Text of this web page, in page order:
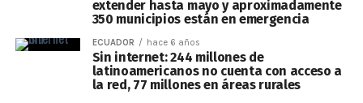
extender hasta mayo y aproximadamente
350 municipios están en emergencia
ECUADOR hace 6 años
Sin internet: 244 millones de
latinoamericanos no cuenta con acceso a
la red, 77 millones en áreas rurales